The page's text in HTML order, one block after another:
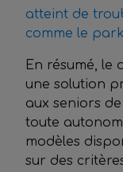
atteint de
comme le
En résumé, le
une solution
aux seniors
toute
modèles
sur des